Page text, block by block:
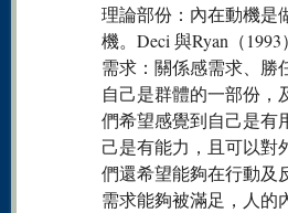
理論部份：內在動機是
機。Deci 與Ryan（
需求：關係感需求、勝
自己是群體的一部份，
們希望感覺到自己是有
己是有能力，且可以對
們還希望能夠在行動及
需求能夠被滿足，人的